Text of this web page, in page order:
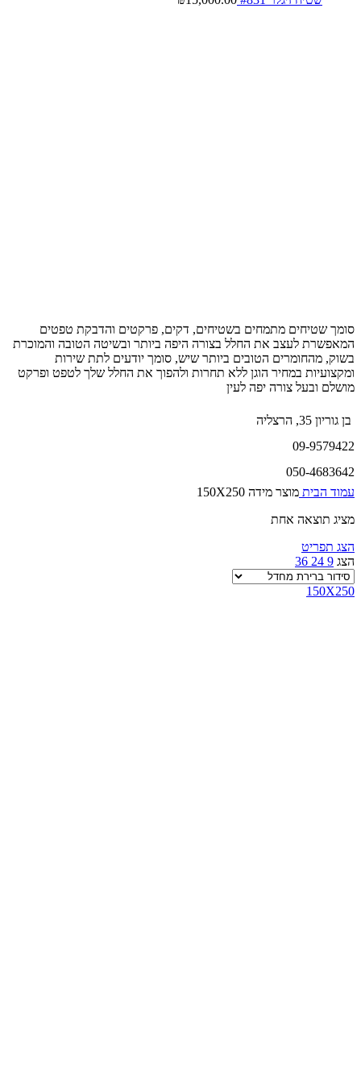
סומך שטיחים מתמחים בשטיחים, דקים, פרקטים והדבקת טפטים
המאפשרת לעצב את החלל בצורה היפה ביותר ובשיטה הטובה והמוכרת
בשוק, מהחומרים הטובים ביותר שיש, סומך יודעים לתת שירות
ומקצועיות במחיר הוגן ללא תחרות ולהפוך את החלל שלך לטפט ופרקט
מושלם ובעל צורה יפה לעין
בן גוריון 35, הרצליה
09-9579422
050-4683642
עמוד הבית מוצר מידה 150X250
מציג תוצאה אחת
הצג תפריט
הצג 9
24
36
150X250